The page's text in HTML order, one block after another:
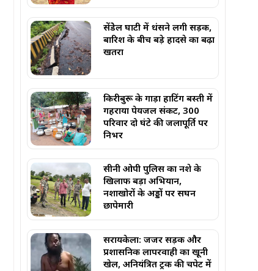
सेंडेेल घाटी में धंसने लगी सड़क,
बारिश के बीच बड़े हादसे का बढ़ा
खतरा
किरीबुरू के गाड़ा हाटिंग बस्ती में
गहराया पेयजल संकट, 300
परिवार दो घंटे की जलापूर्ति पर
निर्भर
सीनी ओपी पुलिस का नशे के
खिलाफ बड़ा अभियान,
नशाखोरों के अड्डों पर सघन
छापेमारी
सरायकेला: जर्जर सड़क और
प्रशासनिक लापरवाही का खूनी
खेल, अनियंत्रित ट्रक की चपेट में